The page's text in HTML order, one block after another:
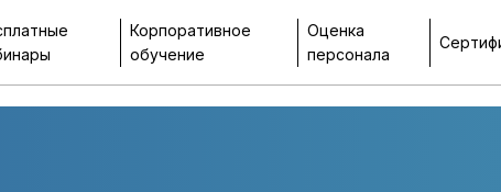
Корпоративное
обучение
Оценка
персонала